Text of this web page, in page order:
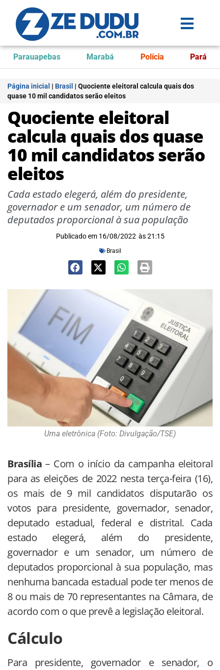
Parauapebas Marabá Polícia Pará
Página inicial | Brasil | Quociente eleitoral calcula quais dos
quase 10 mil candidatos serão eleitos
Quociente eleitoral
calcula quais dos quase
10 mil candidatos serão
eleitos
Cada estado elegerá, além do presidente,
governador e um senador, um número de
deputados proporcional à sua população
Publicado em 16/08/2022 às 21:15
Brasil
Urna eletrônica (Foto: Divulgação/TSE)
Brasília– Com o início da campanha eleitoral
para as eleições de 2022 nesta terça-feira (16),
os mais de 9 mil candidatos disputarão os
votos para presidente, governador, senador,
deputado estadual, federal e distrital. Cada
estado elegerá, além do presidente,
governador e um senador, um número de
deputados proporcional à sua população, mas
nenhuma bancada estadual pode ter menos de
8 ou mais de 70 representantes na Câmara, de
acordo com o que prevê a legislação eleitoral.
Cálculo
Para presidente, governador e senador, o